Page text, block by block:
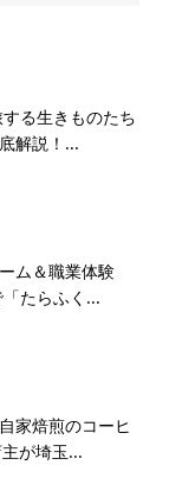
る生きものたち
解説！...
ム＆職業体験
たらふく...
家焙煎のコーヒ
が埼玉...